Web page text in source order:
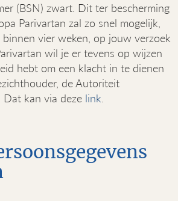
(BSN) zwart. Dit ter bescherming
Parivartan zal zo snel mogelijk,
binnen vier weken, op jouw verzoek
wil je er tevens op wijzen
hebt om een klacht in te dienen
de Autoriteit
Dat kan via deze link